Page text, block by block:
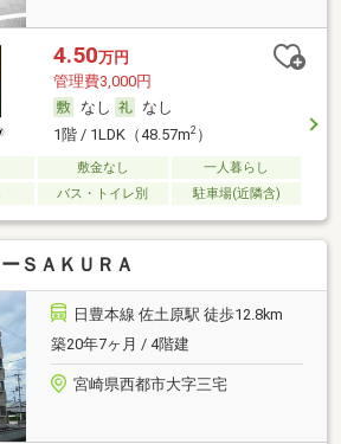
4.50万円
管理費3,000円
なし
なし
1階 / 1LDK（48.57m2）
敷金なし
一人暮らし
バス・トイレ別 駐車場(近隣含)
ＳＡＫＵＲＡ
日豊本線 佐土原駅 徒歩12.8km
築20年7ヶ月 / 4階建
宮崎県西都市大字三宅